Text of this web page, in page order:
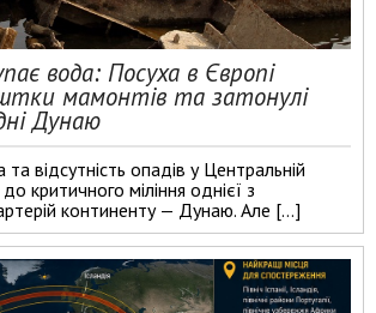
вода: Посуха в Європі
мамонтів та затонулі
Дунаю
та відсутність опадів у Центральній
критичного міління однієї з
континенту — Дунаю. Але […]